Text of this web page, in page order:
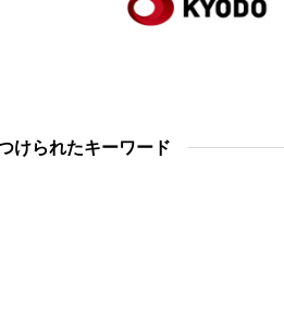
けられたキーワード